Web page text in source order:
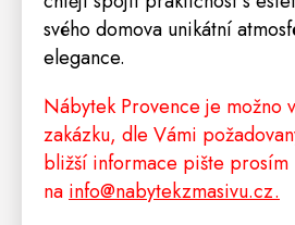
svého domova unikátní
elegance.
Nábytek Provence je možno
zakázku, dle Vámi
bližší informace pište prosím
na info@nabytekzmasivu.cz.